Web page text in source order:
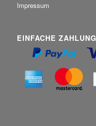
Impressum
EINFACHE ZAHLUNG